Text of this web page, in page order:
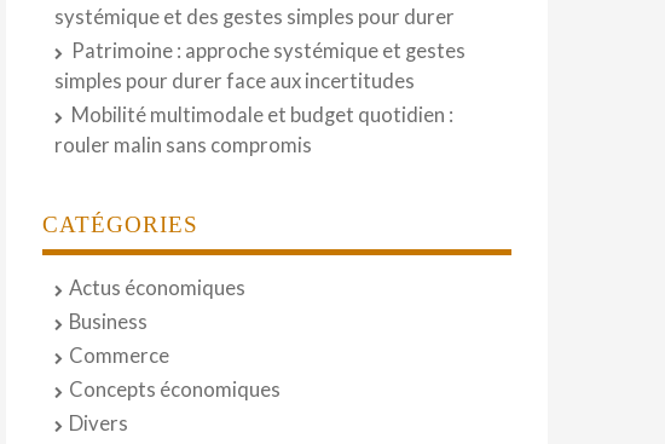
systémique et des gestes simples pour durer
Patrimoine : approche systémique et gestes
simples pour durer face aux incertitudes
Mobilité multimodale et budget quotidien :
rouler malin sans compromis
CATÉGORIES
Actus économiques
Business
Commerce
Concepts économiques
Divers